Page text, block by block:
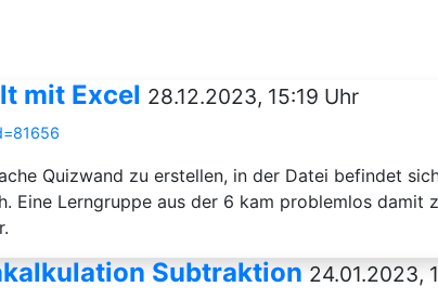
mit Excel 28.12.2023, 15:19 Uhr
Quizwand zu erstellen, in der Datei befindet
Eine Lerngruppe aus der 6 kam problemlos damit
Subtraktion 24.01.2023,